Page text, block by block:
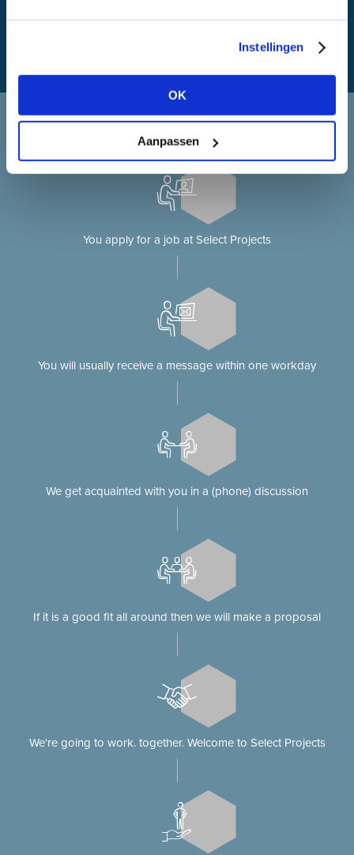
Instellingen
OK
Aanpassen
Applying at Select Projects
Applying for a job on our website?
You apply for a job at Select Projects
You will usually receive a message within one workday
We get acquainted with you in a (phone) discussion
If it is a good fit all around then we will make a proposal
We're going to work. together. Welcome to Select Projects